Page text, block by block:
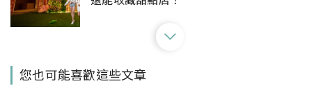
就是要擄獲你的心！馬上揪女友到中山站
吃甜點、拍美照，甜蜜過聖誕！
您也可能喜歡這些文章